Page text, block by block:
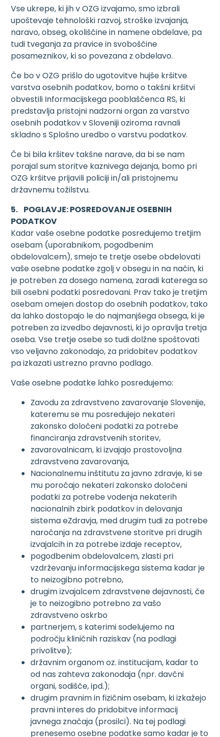
Vse ukrepe, ki jih v OZG izvajamo, smo izbrali
upoštevaje tehnološki razvoj, stroške izvajanja,
naravo, obseg, okoliščine in namene obdelave, pa
tudi tveganja za pravice in svoboščine
posameznikov, ki so povezana z obdelavo.
Če bo v OZG prišlo do ugotovitve hujše kršitve
varstva osebnih podatkov, bomo o takšni kršitvi
obvestili Informacijskega pooblaščenca RS, ki
predstavlja pristojni nadzorni organ za varstvo
osebnih podatkov v Sloveniji oziroma ravnali
skladno s Splošno uredbo o varstvu podatkov.
Če bi bila kršitev takšne narave, da bi se nam
porajal sum storitve kaznivega dejanja, bomo pri
OZG kršitve prijavili policiji in/ali pristojnemu
državnemu tožilstvu.
5. POGLAVJE: POSREDOVANJE OSEBNIH
PODATKOV
Kadar vaše osebne podatke posredujemo tretjim
osebam (uporabnikom, pogodbenim
obdelovalcem), smejo te tretje osebe obdelovati
vaše osebne podatke zgolj v obsegu in na način, ki
je potreben za dosego namena, zaradi katerega so
bili osebni podatki posredovani. Prav tako je tretjim
osebam omejen dostop do osebnih podatkov, tako
da lahko dostopajo le do najmanjšega obsega, ki je
potreben za izvedbo dejavnosti, ki jo opravlja tretja
oseba. Vse tretje osebe so tudi dolžne spoštovati
vso veljavno zakonodajo, za pridobitev podatkov
pa izkazati ustrezno pravno podlago.
Vaše osebne podatke lahko posredujemo:
Zavodu za zdravstveno zavarovanje Slovenije,
kateremu se mu posredujejo nekateri
zakonsko določeni podatki za potrebe
financiranja zdravstvenih storitev,
zavarovalnicam, ki izvajajo prostovoljna
zdravstvena zavarovanja,
Nacionalnemu inštitutu za javno zdravje, ki se
mu poročajo nekateri zakonsko določeni
podatki za potrebe vodenja nekaterih
nacionalnih zbirk podatkov in delovanja
sistema eZdravja, med drugim tudi za potrebe
naročanja na zdravstvene storitve pri drugih
izvajalcih in za potrebe izdaje receptov,
pogodbenim obdelovalcem, zlasti pri
vzdrževanju informacijskega sistema kadar je
to neizogibno potrebno,
drugim izvajalcem zdravstvene dejavnosti, če
je to neizogibno potrebno za vašo
zdravstveno oskrbo
partnerjem, s katerimi sodelujemo na
področju kliničnih raziskav (na podlagi
privolitve);
državnim organom oz. institucijam, kadar to
od nas zahteva zakonodaja (npr. davčni
organi, sodišče, ipd.);
drugim pravnim in fizičnim osebam, ki izkažejo
pravni interes do pridobitve informacij
javnega značaja (prosilci). Na tej podlagi
prenesemo osebne podatke samo kadar je to